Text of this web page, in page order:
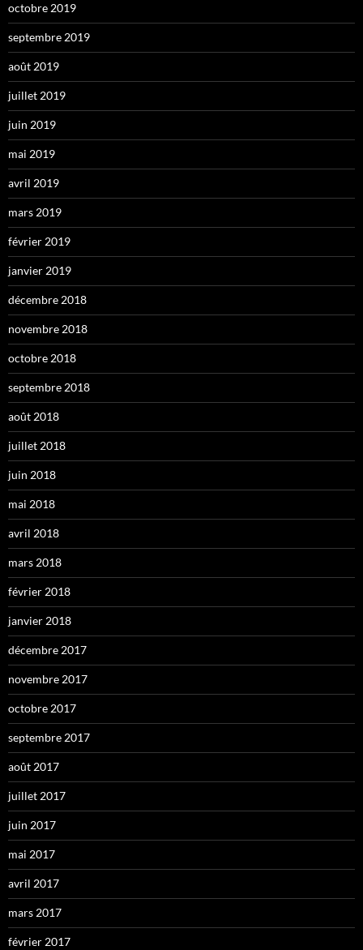
octobre 2019
septembre 2019
août 2019
juillet 2019
juin 2019
mai 2019
avril 2019
mars 2019
février 2019
janvier 2019
décembre 2018
novembre 2018
octobre 2018
septembre 2018
août 2018
juillet 2018
juin 2018
mai 2018
avril 2018
mars 2018
février 2018
janvier 2018
décembre 2017
novembre 2017
octobre 2017
septembre 2017
août 2017
juillet 2017
juin 2017
mai 2017
avril 2017
mars 2017
février 2017